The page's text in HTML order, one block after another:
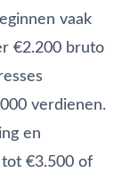
vaak
€2.200 bruto
verdienen.
en
€3.500 of